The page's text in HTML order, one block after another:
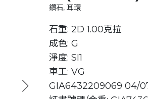
鑽石, 耳環
石重: 2D 1.00克拉
成色: G
淨度: SI1
車工: VG
GIA6432209069 04/